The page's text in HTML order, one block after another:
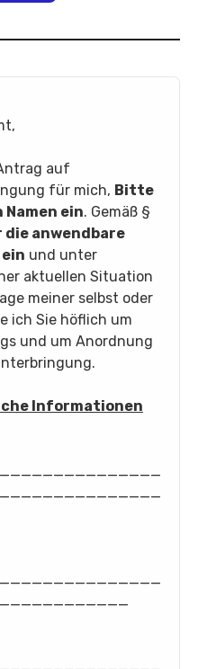
auf
für mich, Bitte
ein. Gemäß §
anwendbare
und unter
aktuellen Situation
meiner selbst oder
ich Sie höflich um
und um Anordnung
Informationen